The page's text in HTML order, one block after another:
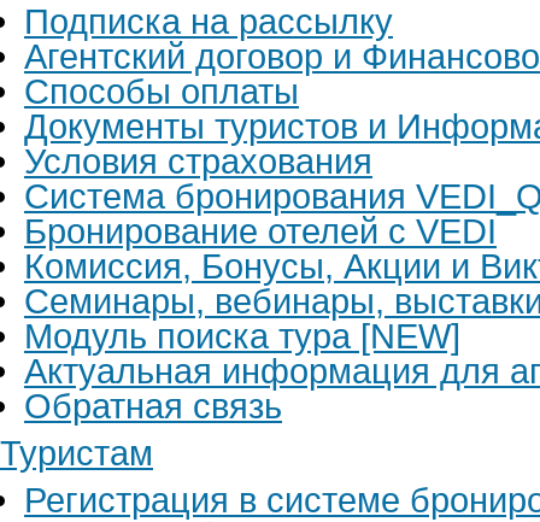
Подписка на рассылку
Агентский договор и
Способы оплаты
Документы туристов и
Условия страхования
Система бронирования
Бронирование отелей с VEDI
Комиссия, Бонусы, Акции и
Семинары, вебинары,
Модуль поиска тура [NEW]
Актуальная информация для
Обратная связь
Туристам
Регистрация в системе